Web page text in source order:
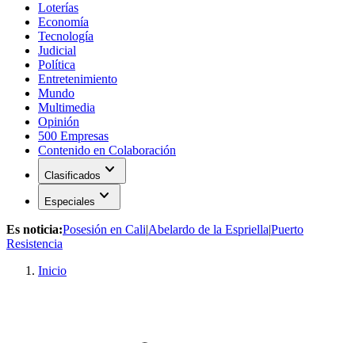
Loterías
Economía
Tecnología
Judicial
Política
Entretenimiento
Mundo
Multimedia
Opinión
500 Empresas
Contenido en Colaboración
Clasificados expand_more
Especiales expand_more
Es noticia:Posesión en Cali|Abelardo de la Espriella|Puerto
Resistencia
Inicio